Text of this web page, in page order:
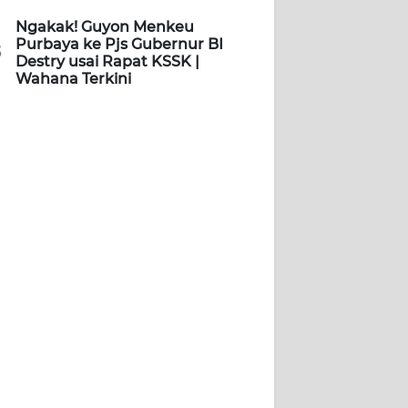
Ngakak! Guyon Menkeu
Purbaya ke Pjs Gubernur BI
Destry usai Rapat KSSK |
Wahana Terkini